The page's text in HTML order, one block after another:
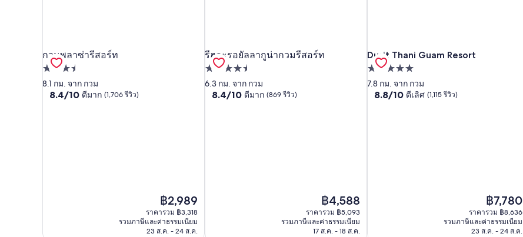
กวมพลาซ่ารีสอร์ท
กวมพลาซ่ารีสอร์ท
ที่พัก
3.5
ดาว
8.1 กม. จาก กวม
8.4
8.4/10 ดีมาก (1,706 รีวิว)
ราคา
ปัจจุบัน
คือ
฿2,989
฿2,989
ราคารวม ฿3,318
รวมภาษีและค่าธรรมเนียม
23 ส.ค. - 24 ส.ค.
รีฮกะรอยัลลากูน่ากวมรีสอร์ท
รีฮกะรอยัลลากูน่ากวมรีสอร์ท
ที่พัก
4.5
ดาว
6.3 กม. จาก กวม
8.4
8.4/10 ดีมาก (869 รีวิว)
ราคา
ปัจจุบัน
คือ
฿4,588
฿4,588
ราคารวม ฿5,093
รวมภาษีและค่าธรรมเนียม
17 ส.ค. - 18 ส.ค.
Dusit Thani Guam Resort
Dusit Thani Guam Resort
ที่พัก
5.0
ดาว
7.8 กม. จาก กวม
8.8
8.8/10 ดีเลิศ (1,115 รีวิว)
ราคา
ปัจจุบัน
คือ
฿7,780
฿7,780
ราคารวม ฿8,636
รวมภาษีและค่าธรรมเนียม
23 ส.ค. - 24 ส.ค.